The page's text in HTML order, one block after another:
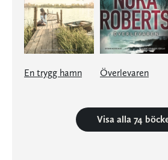
En trygg hamn Överlevaren
Visa alla 74